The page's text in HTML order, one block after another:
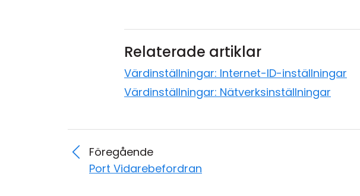
Relaterade artiklar
Värdinställningar: Internet-ID-inställningar
Värdinställningar: Nätverksinställningar
Föregående
Port Vidarebefordran